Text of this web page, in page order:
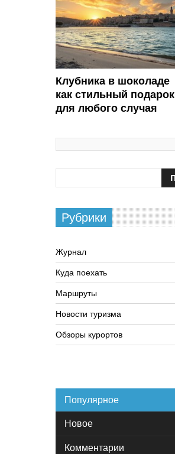
Клубника в шоколаде
как стильный подарок
для любого случая
Рубрики
Журнал
Куда поехать
Маршруты
Новости туризма
Обзоры курортов
Популярное
Новое
Комментарии